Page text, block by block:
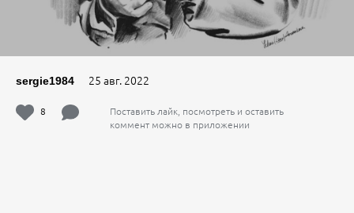
sergie1984 25 авг. 2022
8
Поставить лайк, посмотреть и оставить
коммент можно в приложении